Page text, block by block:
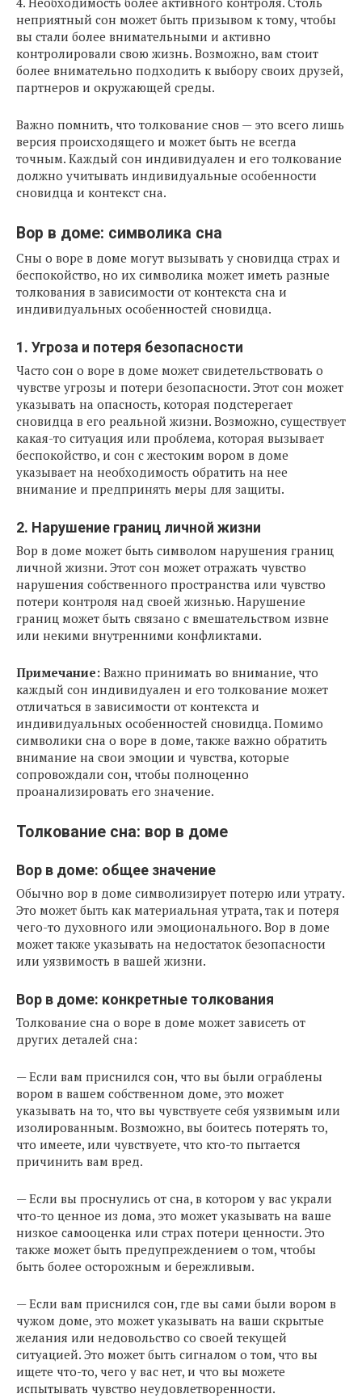
неприятный сон может быть призывом к тому, чтобы
вы стали более внимательными и активно
контролировали свою жизнь. Возможно, вам стоит
более внимательно подходить к выбору своих друзей,
партнеров и окружающей среды.
Важно помнить, что толкование снов — это всего лишь
версия происходящего и может быть не всегда
точным. Каждый сон индивидуален и его толкование
должно учитывать индивидуальные особенности
сновидца и контекст сна.
Вор в доме: символика сна
Сны о воре в доме могут вызывать у сновидца страх и
беспокойство, но их символика может иметь разные
толкования в зависимости от контекста сна и
индивидуальных особенностей сновидца.
1. Угроза и потеря безопасности
Часто сон о воре в доме может свидетельствовать о
чувстве угрозы и потери безопасности. Этот сон может
указывать на опасность, которая подстерегает
сновидца в его реальной жизни. Возможно, существует
какая-то ситуация или проблема, которая вызывает
беспокойство, и сон с жестоким вором в доме
указывает на необходимость обратить на нее
внимание и предпринять меры для защиты.
2. Нарушение границ личной жизни
Вор в доме может быть символом нарушения границ
личной жизни. Этот сон может отражать чувство
нарушения собственного пространства или чувство
потери контроля над своей жизнью. Нарушение
границ может быть связано с вмешательством извне
или некими внутренними конфликтами.
Примечание: Важно принимать во внимание, что
каждый сон индивидуален и его толкование может
отличаться в зависимости от контекста и
индивидуальных особенностей сновидца. Помимо
символики сна о воре в доме, также важно обратить
внимание на свои эмоции и чувства, которые
сопровождали сон, чтобы полноценно
проанализировать его значение.
Толкование сна: вор в доме
Вор в доме: общее значение
Обычно вор в доме символизирует потерю или утрату.
Это может быть как материальная утрата, так и потеря
чего-то духовного или эмоционального. Вор в доме
может также указывать на недостаток безопасности
или уязвимость в вашей жизни.
Вор в доме: конкретные толкования
Толкование сна о воре в доме может зависеть от
других деталей сна:
— Если вам приснился сон, что вы были ограблены
вором в вашем собственном доме, это может
указывать на то, что вы чувствуете себя уязвимым или
изолированным. Возможно, вы боитесь потерять то,
что имеете, или чувствуете, что кто-то пытается
причинить вам вред.
— Если вы проснулись от сна, в котором у вас украли
что-то ценное из дома, это может указывать на ваше
низкое самооценка или страх потери ценности. Это
также может быть предупреждением о том, чтобы
быть более осторожным и бережливым.
— Если вам приснился сон, где вы сами были вором в
чужом доме, это может указывать на ваши скрытые
желания или недовольство со своей текущей
ситуацией. Это может быть сигналом о том, что вы
ищете что-то, чего у вас нет, и что вы можете
испытывать чувство неудовлетворенности.